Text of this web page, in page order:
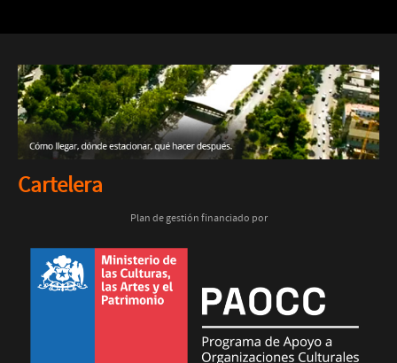
Cartelera
Plan de gestión financiado por